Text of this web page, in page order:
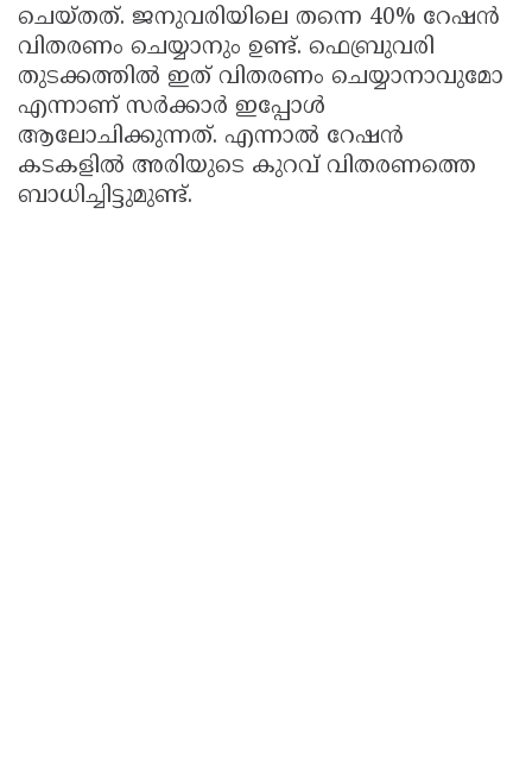
ചെയ്തത്. ജനുവരിയിലെ തന്നെ 40% റേഷൻ
വിതരണം ചെയ്യാനും ഉണ്ട്. ഫെബ്രുവരി
തുടക്കത്തിൽ ഇത് വിതരണം ചെയ്യാനാവുമോ
എന്നാണ് സർക്കാർ ഇപ്പോൾ
ആലോചിക്കുന്നത്. എന്നാൽ റേഷൻ
കടകളിൽ അരിയുടെ കുറവ് വിതരണത്തെ
ബാധിച്ചിട്ടുമുണ്ട്.